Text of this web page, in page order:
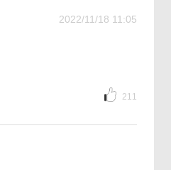
2022/11/18 11:05
211